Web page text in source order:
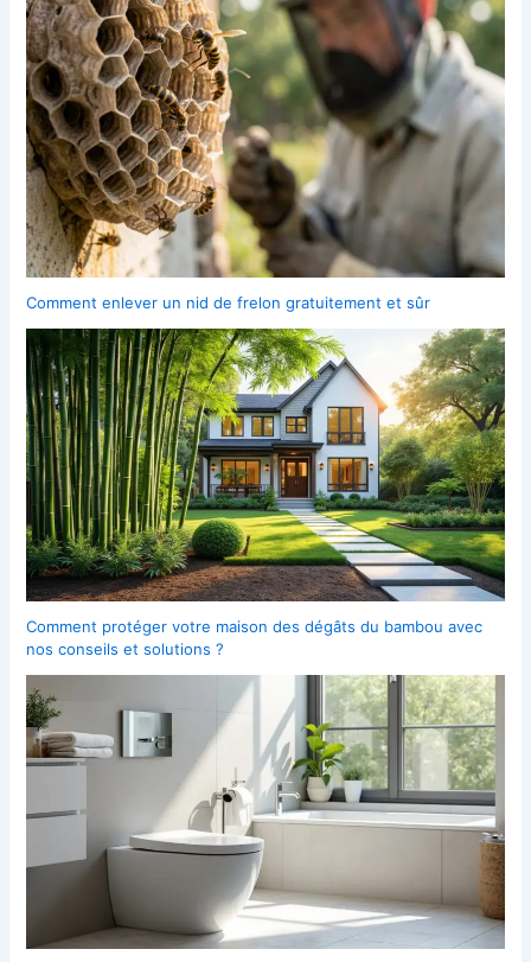
Comment enlever un nid de frelon gratuitement et sûr
Comment protéger votre maison des dégâts du bambou avec
nos conseils et solutions ?